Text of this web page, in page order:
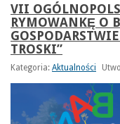
VII
RYMOWANKĘ O
TROSKI”
Kategoria: Aktualności